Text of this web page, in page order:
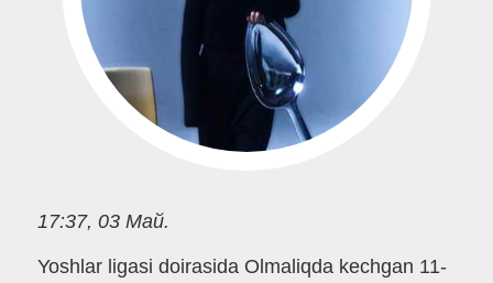
17:37, 03 Май.
Yoshlar ligasi doirasida Olmaliqda kechgan 11-